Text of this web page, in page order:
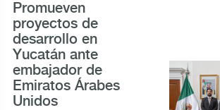
Promueven
proyectos de
desarrollo en
Yucatán ante
embajador de
Emiratos Árabes
Unidos